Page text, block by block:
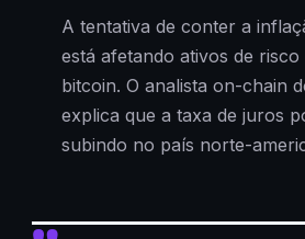
A tentativa de conter a
está afetando ativos de
bitcoin. O analista on-chain
explica que a taxa de juros
subindo no país norte-